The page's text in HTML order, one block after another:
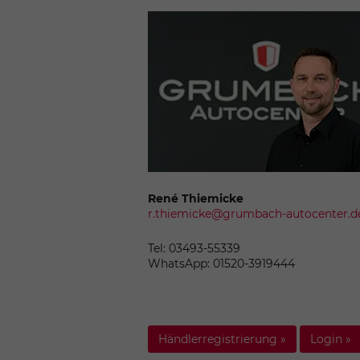
René Thiemicke
r.thiemicke@grumbach-
Tel: 03493-55339
WhatsApp: 01520-3919444
Händlerregistrierung » Login »